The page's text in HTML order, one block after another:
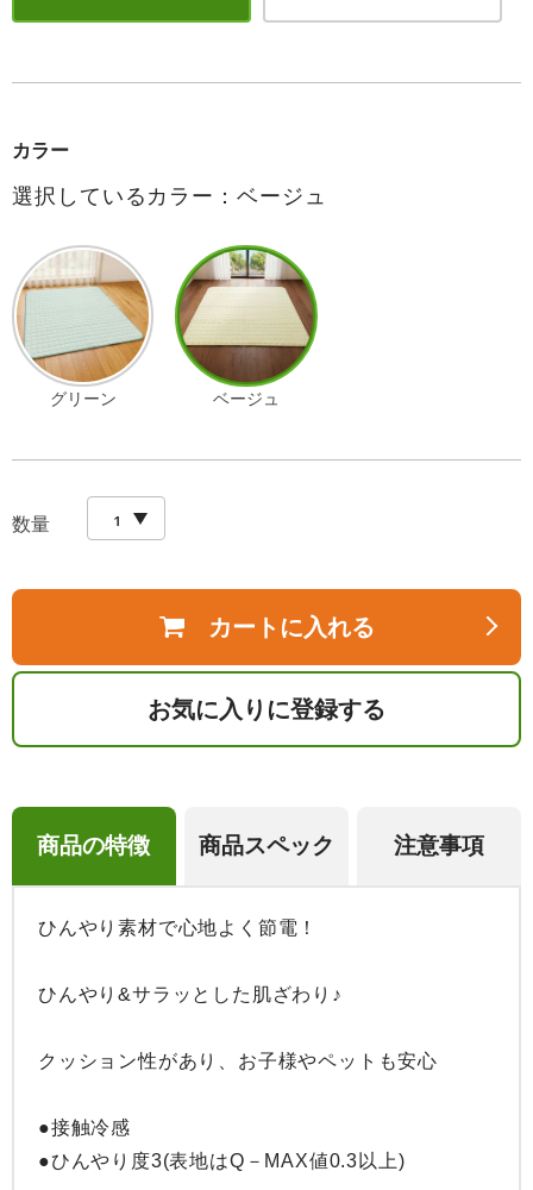
カラー
選択しているカラー：ベージュ
グリーン ベージュ
数量
カートに入れる
お気に入りに登録する
商品の特徴 商品スペック 注意事項
ひんやり素材で心地よく節電！
ひんやり&サラッとした肌ざわり♪
クッション性があり、お子様やペットも安心
●接触冷感
●ひんやり度3(表地はQ－MAX値0.3以上)